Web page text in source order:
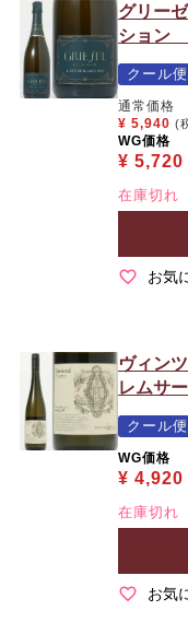
グリー
ション
クール
通常価格
¥ 5,940 (
WG価格
¥ 5,720
在庫切れ
お気
ヴィン
レムサ
クール
WG価格
¥ 4,920
在庫切れ
お気